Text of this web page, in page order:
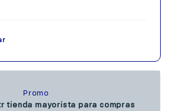
Promo
tienda mayorista para compras